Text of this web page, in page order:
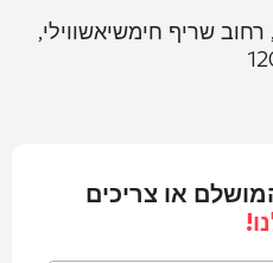
רחוב שריף חימשיאשווילי,
או צריכים